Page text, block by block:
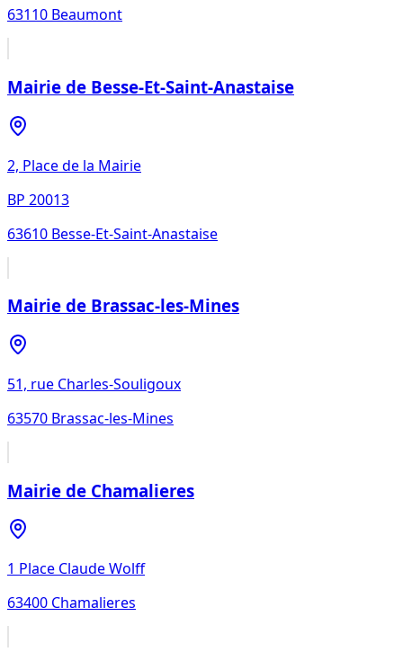
63110 Beaumont
Mairie de Besse-Et-Saint-Anastaise
2, Place de la Mairie
BP 20013
63610 Besse-Et-Saint-Anastaise
Mairie de Brassac-les-Mines
51, rue Charles-Souligoux
63570 Brassac-les-Mines
Mairie de Chamalieres
1 Place Claude Wolff
63400 Chamalieres